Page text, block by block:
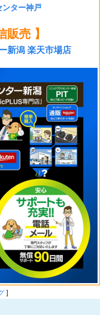
ンター神戸
販売 】
新潟 楽天市場店
]